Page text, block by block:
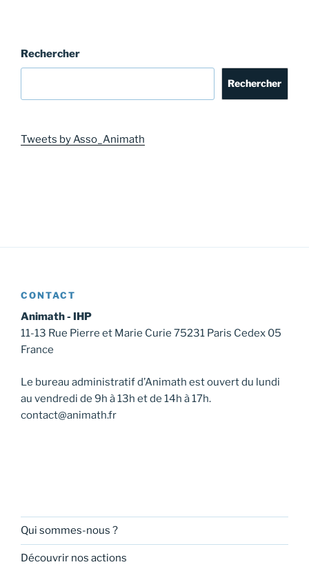
Rechercher
Rechercher
Tweets by Asso_Animath
CONTACT
Animath - IHP
11-13 Rue Pierre et Marie Curie 75231 Paris Cedex 05
France
Le bureau administratif d’Animath est ouvert du lundi
au vendredi de 9h à 13h et de 14h à 17h.
contact@animath.fr
Qui sommes-nous ?
Découvrir nos actions